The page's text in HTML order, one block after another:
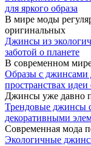
для яркого образа
В мире моды
оригинальных
Джинсы из
заботой о планете
В современном мире
Образы с джинсами
пространствах идеи
Джинсы уже давно
Трендовые джинсы
декоративными
Современная мода
Экологичные